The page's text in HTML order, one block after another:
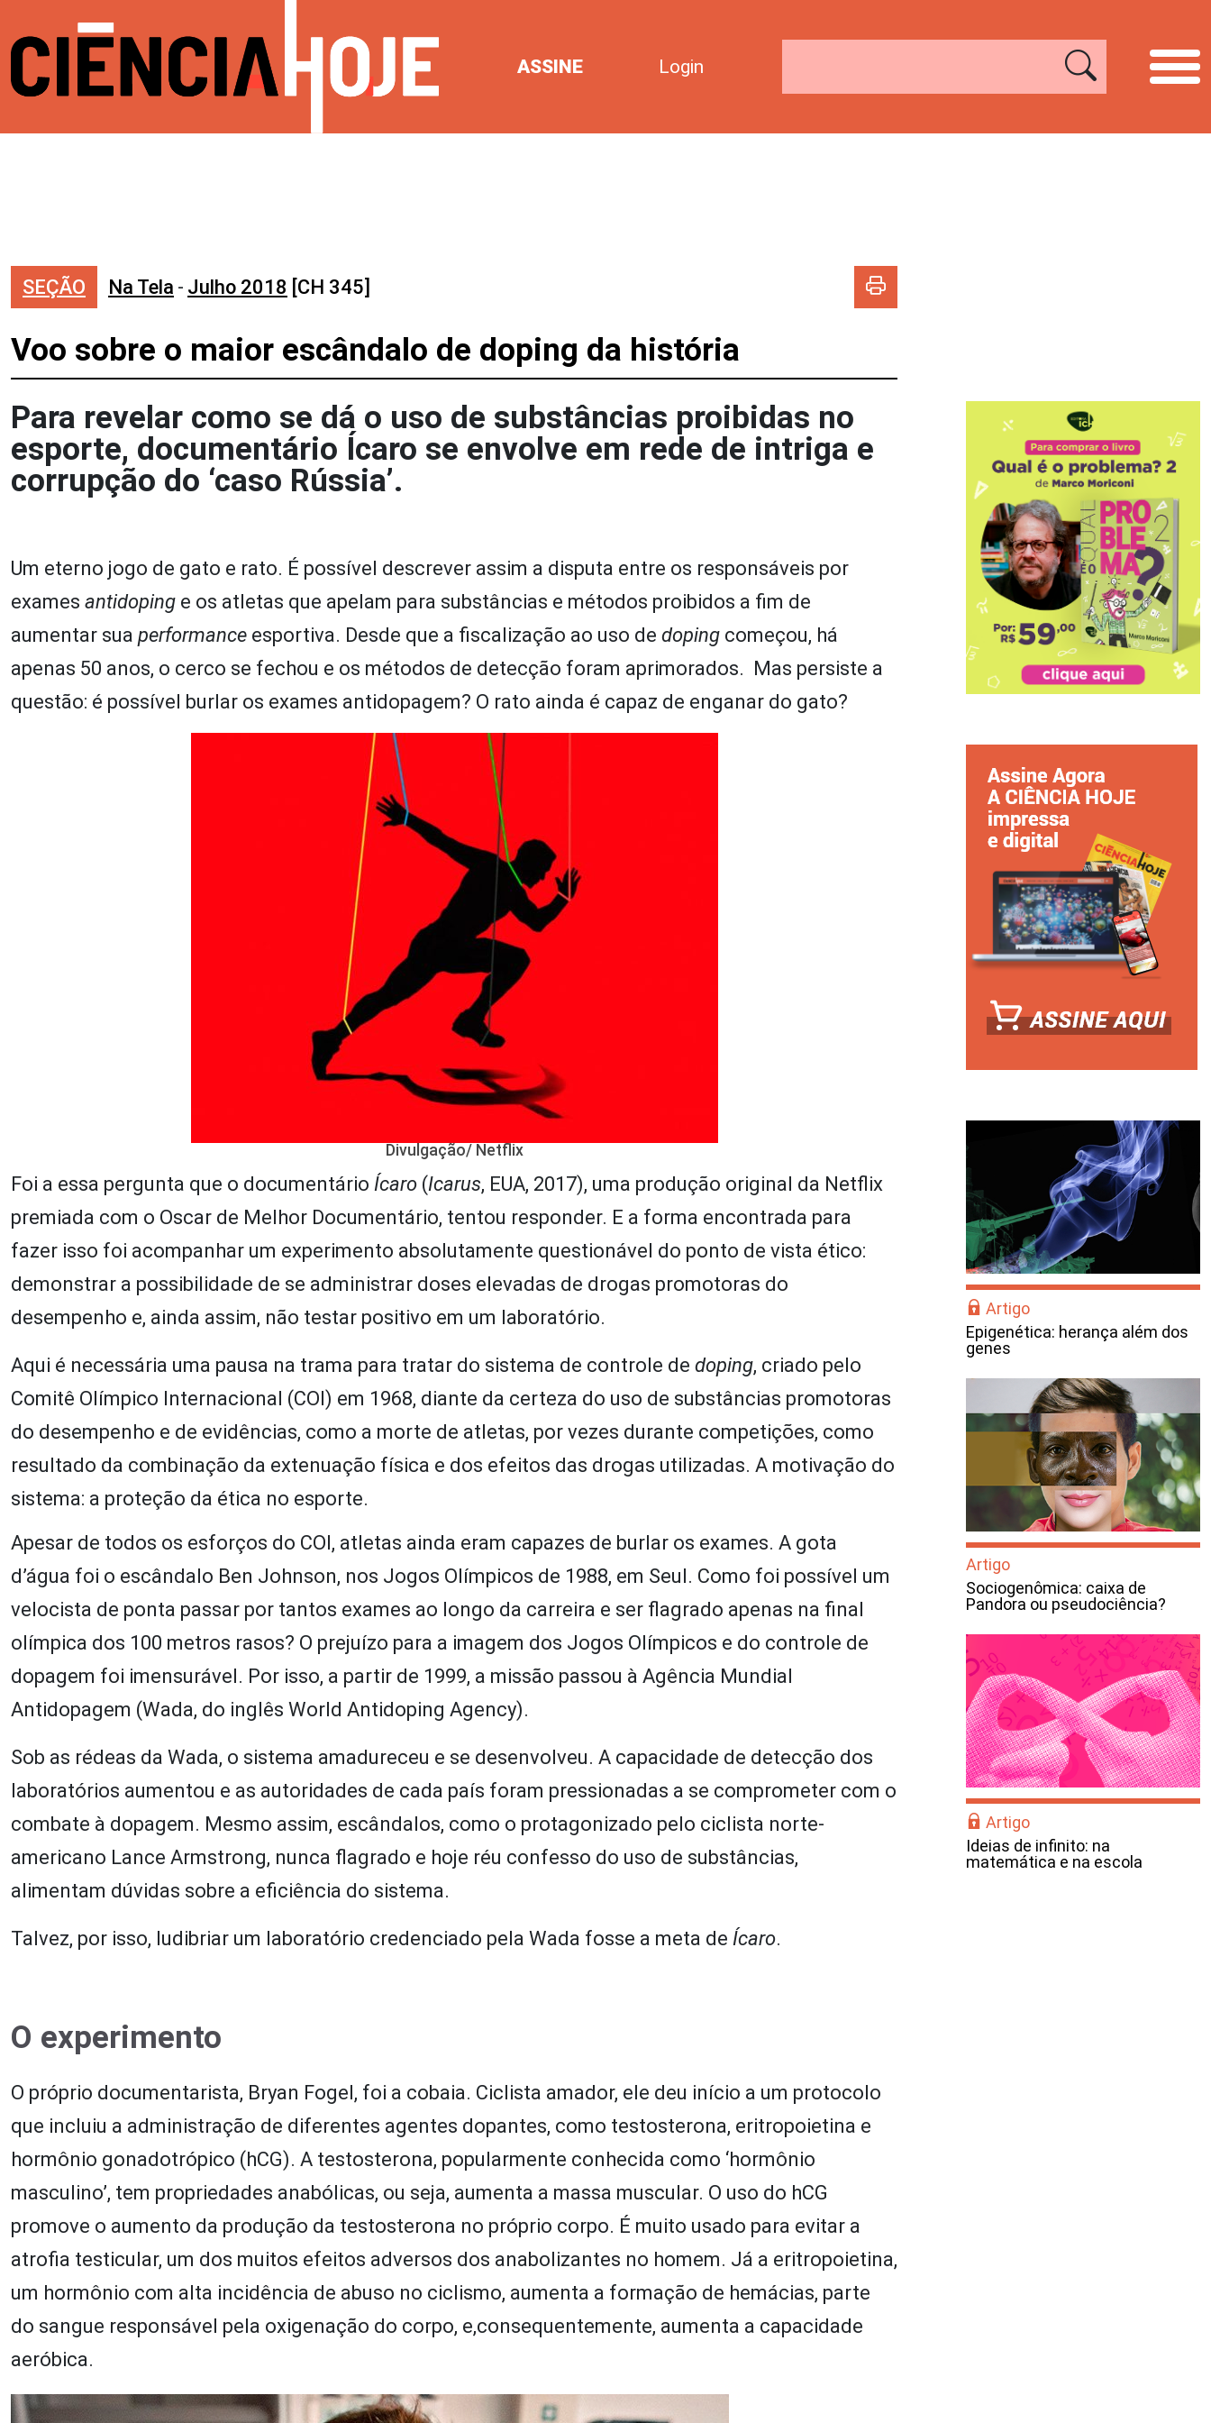
ASSINE Login
SEÇÃO Na Tela - Julho 2018 [CH 345]
Voo sobre o maior escândalo de doping da história
Para revelar como se dá o uso de substâncias proibidas no
esporte, documentário Ícaro se envolve em rede de intriga e
corrupção do ‘caso Rússia’.
Um eterno jogo de gato e rato. É possível descrever assim a disputa entre os responsáveis por
exames antidoping e os atletas que apelam para substâncias e métodos proibidos a fim de
aumentar sua performance esportiva. Desde que a fiscalização ao uso de doping começou, há
apenas 50 anos, o cerco se fechou e os métodos de detecção foram aprimorados. Mas persiste a
questão: é possível burlar os exames antidopagem? O rato ainda é capaz de enganar do gato?
Divulgação/ Netflix
Foi a essa pergunta que o documentário Ícaro (Icarus, EUA, 2017), uma produção original da Netflix
premiada com o Oscar de Melhor Documentário, tentou responder. E a forma encontrada para
fazer isso foi acompanhar um experimento absolutamente questionável do ponto de vista ético:
demonstrar a possibilidade de se administrar doses elevadas de drogas promotoras do
desempenho e, ainda assim, não testar positivo em um laboratório.
Aqui é necessária uma pausa na trama para tratar do sistema de controle de doping, criado pelo
Comitê Olímpico Internacional (COI) em 1968, diante da certeza do uso de substâncias promotoras
do desempenho e de evidências, como a morte de atletas, por vezes durante competições, como
resultado da combinação da extenuação física e dos efeitos das drogas utilizadas. A motivação do
sistema: a proteção da ética no esporte.
Apesar de todos os esforços do COI, atletas ainda eram capazes de burlar os exames. A gota
d’água foi o escândalo Ben Johnson, nos Jogos Olímpicos de 1988, em Seul. Como foi possível um
velocista de ponta passar por tantos exames ao longo da carreira e ser flagrado apenas na final
olímpica dos 100 metros rasos? O prejuízo para a imagem dos Jogos Olímpicos e do controle de
dopagem foi imensurável. Por isso, a partir de 1999, a missão passou à Agência Mundial
Antidopagem (Wada, do inglês World Antidoping Agency).
Sob as rédeas da Wada, o sistema amadureceu e se desenvolveu. A capacidade de detecção dos
laboratórios aumentou e as autoridades de cada país foram pressionadas a se comprometer com o
combate à dopagem. Mesmo assim, escândalos, como o protagonizado pelo ciclista norte-
americano Lance Armstrong, nunca flagrado e hoje réu confesso do uso de substâncias,
alimentam dúvidas sobre a eficiência do sistema.
Talvez, por isso, ludibriar um laboratório credenciado pela Wada fosse a meta de Ícaro.
O experimento
O próprio documentarista, Bryan Fogel, foi a cobaia. Ciclista amador, ele deu início a um protocolo
que incluiu a administração de diferentes agentes dopantes, como testosterona, eritropoietina e
hormônio gonadotrópico (hCG). A testosterona, popularmente conhecida como ‘hormônio
masculino’, tem propriedades anabólicas, ou seja, aumenta a massa muscular. O uso do hCG
promove o aumento da produção da testosterona no próprio corpo. É muito usado para evitar a
atrofia testicular, um dos muitos efeitos adversos dos anabolizantes no homem. Já a eritropoietina,
um hormônio com alta incidência de abuso no ciclismo, aumenta a formação de hemácias, parte
do sangue responsável pela oxigenação do corpo, e,consequentemente, aumenta a capacidade
aeróbica.
Artigo
Epigenética: herança além dos
genes
Artigo
Sociogenômica: caixa de
Pandora ou pseudociência?
Artigo
Ideias de infinito: na
matemática e na escola